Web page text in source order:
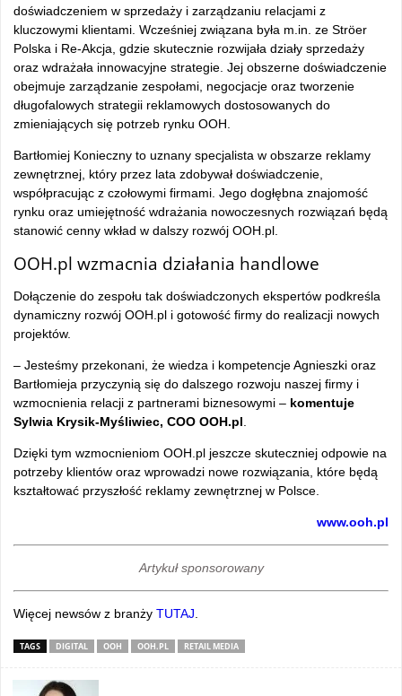
doświadczeniem w sprzedaży i zarządzaniu relacjami z
kluczowymi klientami. Wcześniej związana była m.in. ze Ströer
Polska i Re-Akcja, gdzie skutecznie rozwijała działy sprzedaży
oraz wdrażała innowacyjne strategie. Jej obszerne doświadczenie
obejmuje zarządzanie zespołami, negocjacje oraz tworzenie
długofalowych strategii reklamowych dostosowanych do
zmieniających się potrzeb rynku OOH.
Bartłomiej Konieczny to uznany specjalista w obszarze reklamy
zewnętrznej, który przez lata zdobywał doświadczenie,
współpracując z czołowymi firmami. Jego dogłębna znajomość
rynku oraz umiejętność wdrażania nowoczesnych rozwiązań będą
stanowić cenny wkład w dalszy rozwój OOH.pl.
OOH.pl wzmacnia działania handlowe
Dołączenie do zespołu tak doświadczonych ekspertów podkreśla
dynamiczny rozwój OOH.pl i gotowość firmy do realizacji nowych
projektów.
– Jesteśmy przekonani, że wiedza i kompetencje Agnieszki oraz
Bartłomieja przyczynią się do dalszego rozwoju naszej firmy i
wzmocnienia relacji z partnerami biznesowymi – komentuje
Sylwia Krysik-Myśliwiec, COO OOH.pl
Dzięki tym wzmocnieniom OOH.pl jeszcze skuteczniej odpowie na
potrzeby klientów oraz wprowadzi nowe rozwiązania, które będą
kształtować przyszłość reklamy zewnętrznej w Polsce.
www.ooh.pl
Artykuł sponsorowany
Więcej newsów z branży TUTAJ
TAGS DIGITAL OOH OOH.PL RETAIL MEDIA